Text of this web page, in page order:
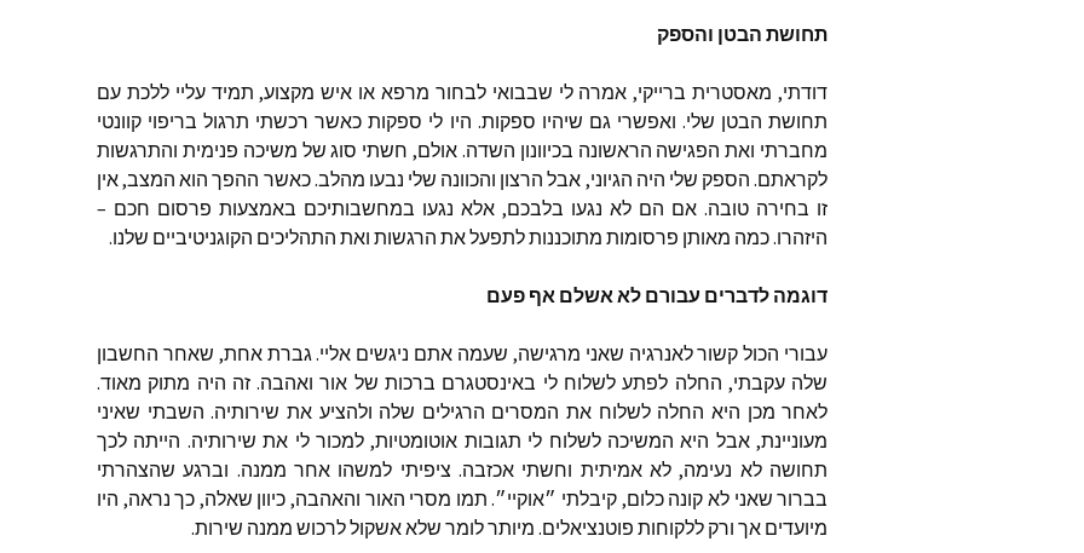
תחושת הבטן והספק
דודתי, מאסטרית ברייקי, אמרה לי שבבואי לבחור מרפא או איש מקצוע, תמיד עליי ללכת עם
תחושת הבטן שלי. ואפשרי גם שיהיו ספקות. היו לי ספקות כאשר רכשתי תרגול בריפוי קוונטי
מחברתי ואת הפגישה הראשונה בכיוונון השדה. אולם, חשתי סוג של משיכה פנימית והתרגשות
לקראתם. הספק שלי היה הגיוני, אבל הרצון והכוונה שלי נבעו מהלב.כאשר ההפך הוא המצב,אין
זו בחירה טובה. אם הם לא נגעו בלבכם, אלא נגעו במחשבותיכם באמצעות פרסום חכם –
היזהרו.כמה מאותן פרסומות מתוכננותלתפעלאת הרגשות ואת התהליכים הקוגניטיביים שלנו.
דוגמה לדברים עבורם לאאשלם אף פעם
עבורי הכול קשורלאנרגיה שאני מרגישה, שעמה אתם ניגשים אליי.גברת אחת, שאחר החשבון
שלה עקבתי, החלה לפתע לשלוח לי באינסטגרם ברכות של אור ואהבה.זה היה מתוק מאוד.
לאחר מכן היא החלה לשלוח את המסרים הרגילים שלה ולהציע את שירותיה. השבתי שאיני
מעוניינת,אבל היא המשיכה לשלוח לי תגובות אוטומטיות,למכור לי את שירותיה. הייתה לכך
תחושה לא נעימה, לא אמיתית וחשתי אכזבה. ציפיתי למשהו אחר ממנה. וברגע שהצהרתי
בברור שאני לא קונה כלום, קיבלתי ״אוקיי״. תמו מסרי האור והאהבה, כיוון שאלה, כך נראה, היו
מיועדים אך ורק ללקוחות פוטנציאלים. מיותרלומר שלאאשקוללרכוש ממנה שירות.